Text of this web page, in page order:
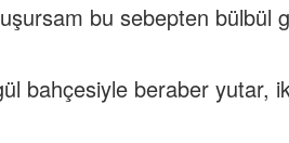
bu sebepten bülbül
bahçesiyle beraber yutar,